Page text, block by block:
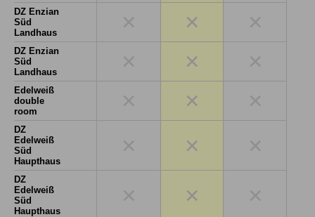
DZ Enzian
Süd
Landhaus
×
DZ Enzian
Süd
Landhaus
×
Edelweiß
double
room
×
DZ
Edelweiß
Süd
Haupthaus
×
DZ
Edelweiß
Süd
Haupthaus
×